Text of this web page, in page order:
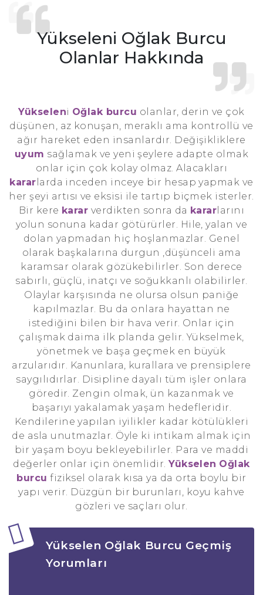
Yükseleni Oğlak Burcu
Olanlar Hakkında
Yükseleni Oğlak burcu olanlar, derin ve çok
düşünen, az konuşan, meraklı ama kontrollü ve
ağır hareket eden insanlardır. Değişikliklere
uyum sağlamak ve yeni şeylere adapte olmak
onlar için çok kolay olmaz. Alacakları
karar larda inceden inceye bir hesap yapmak ve
her şeyi artısı ve eksisi ile tartıp biçmek isterler.
Bir kere karar verdikten sonra da karar larını
yolun sonuna kadar götürürler. Hile, yalan ve
dolan yapmadan hiç hoşlanmazlar. Genel
olarak başkalarına durgun ,düşünceli ama
karamsar olarak gözükebilirler. Son derece
sabırlı, güçlü, inatçı ve soğukkanlı olabilirler.
Olaylar karşısında ne olursa olsun paniğe
kapılmazlar. Bu da onlara hayattan ne
istediğini bilen bir hava verir. Onlar için
çalışmak daima ilk planda gelir. Yükselmek,
yönetmek ve başa geçmek en büyük
arzularıdır. Kanunlara, kurallara ve prensiplere
saygılıdırlar. Disipline dayalı tüm işler onlara
göredir. Zengin olmak, ün kazanmak ve
başarıyı yakalamak yaşam hedefleridir.
Kendilerine yapılan iyilikler kadar kötülükleri
de asla unutmazlar. Öyle ki intikam almak için
bir yaşam boyu bekleyebilirler. Para ve maddi
değerler onlar için önemlidir.Yükselen Oğlak
burcu fiziksel olarak kısa ya da orta boylu bir
yapı verir. Düzgün bir burunları, koyu kahve
gözleri ve saçları olur.
Yükselen Oğlak Burcu Geçmiş
Yorumları